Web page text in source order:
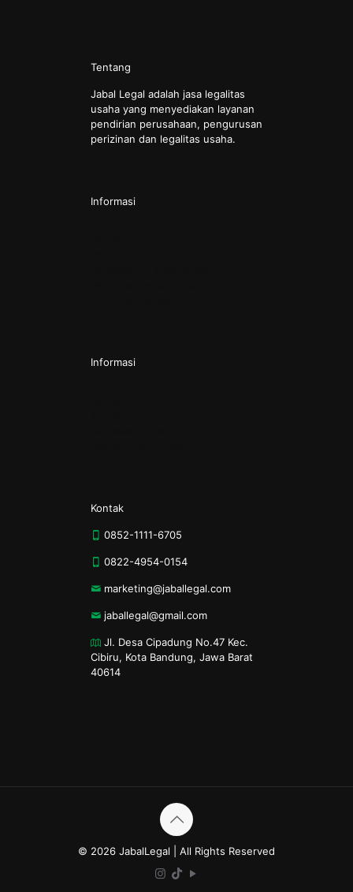
Tentang
Jabal Legal adalah jasa legalitas
usaha yang menyediakan layanan
pendirian perusahaan, pengurusan
perizinan dan legalitas usaha.
Informasi
Informasi
Kontak
0852-1111-6705
0822-4954-0154
marketing@jaballegal.com
jaballegal@gmail.com
Jl. Desa Cipadung No.47 Kec.
Cibiru, Kota Bandung, Jawa Barat
40614
© 2026 JabalLegal | All Rights Reserved